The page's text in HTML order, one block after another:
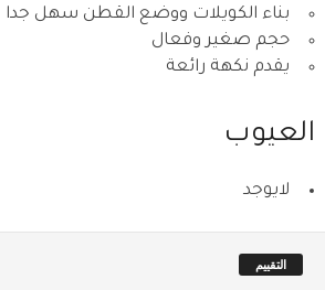
بناء الكويلات ووضع القطن سهل جدا
حجم صغير وفعال
يقدم نكهة رائعة
العيوب
لايوجد
التقييم